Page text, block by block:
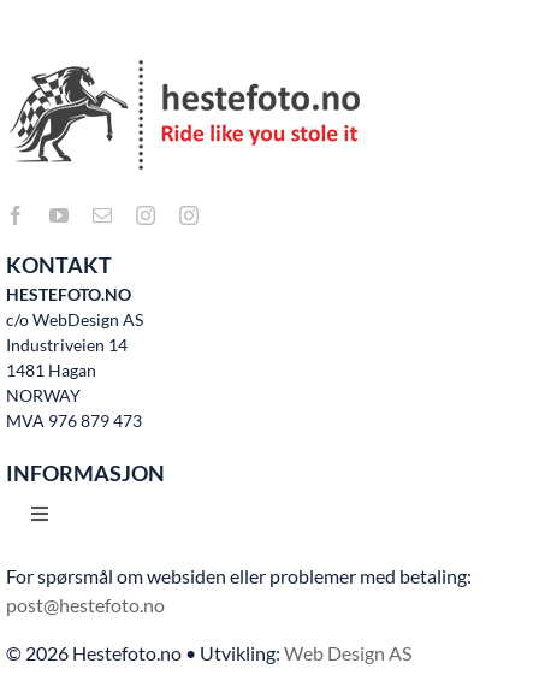
KONTAKT
HESTEFOTO.NO
c/o WebDesign AS
Industriveien 14
1481 Hagan
NORWAY
MVA 976 879 473
INFORMASJON
Toggle
Hjem
Bruksvilkår
For spørsmål om websiden eller problemer med betaling:
post@hestefoto.no
© 2026 Hestefoto.no • Utvikling: Web Design AS